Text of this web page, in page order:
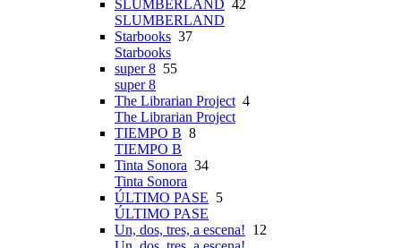
SLUMBERLAND 42
SLUMBERLAND
Starbooks 37
Starbooks
super 8 55
super 8
The Librarian Project 4
The Librarian Project
TIEMPO B 8
TIEMPO B
Tinta Sonora 34
Tinta Sonora
ÚLTIMO PASE 5
ÚLTIMO PASE
Un, dos, tres, a escena! 12